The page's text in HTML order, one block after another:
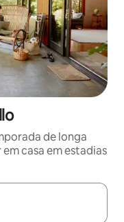
de longa
casa em estadias
explore-os